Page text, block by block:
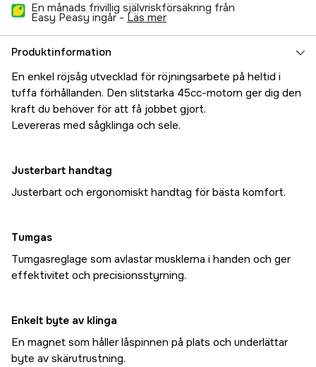
En månads frivillig självriskförsäkring från
Easy Peasy ingår - läs mer
Produktinformation
En enkel röjsåg utvecklad för röjningsarbete på heltid i
tuffa förhållanden. Den slitstarka 45cc-motorn ger dig den
kraft du behöver för att få jobbet gjort.
Levereras med sågklinga och sele.
Justerbart handtag
Justerbart och ergonomiskt handtag för bästa komfort.
Tumgas
Tumgasreglage som avlastar musklerna i handen och ger
effektivitet och precisionsstyrning.
Enkelt byte av klinga
En magnet som håller låspinnen på plats och underlättar
byte av skärutrustning.